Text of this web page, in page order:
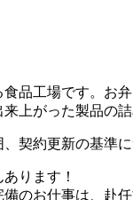
品工場です。お
上がった製品の
契約更新の基準
ります！
のお仕事は、赴